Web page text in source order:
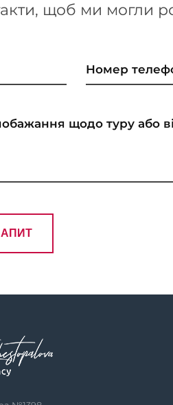
щоб ми могли